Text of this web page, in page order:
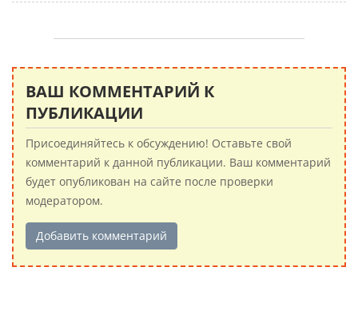
ВАШ КОММЕНТАРИЙ К
ПУБЛИКАЦИИ
Присоединяйтесь к обсуждению! Оставьте свой
комментарий к данной публикации. Ваш комментарий
будет опубликован на сайте после проверки
модератором.
Добавить комментарий